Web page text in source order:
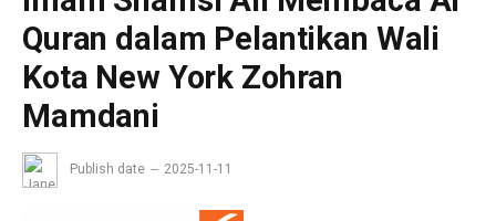
Quran dalam Pelantikan Wali
Kota New York Zohran
Mamdani
Publish date 2025-11-11